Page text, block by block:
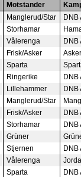
Motstander
Manglerud/Star DNB
Storhamar
Vålerenga DNB
Frisk/Asker
Sparta
Ringerike DNB
Lillehammer DNB
Manglerud/Star
Frisk/Asker DNB
Storhamar DNB
Grüner
Stjernen DNB
Vålerenga
Sparta DNB